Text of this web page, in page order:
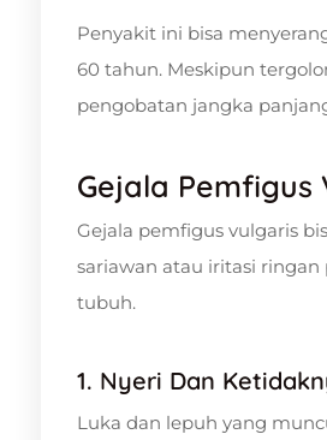
Penyakit ini bisa
60 tahun. Meskipun
pengobatan jangka
Gejala Pemfigus
Gejala pemfigus vulgaris
sariawan atau iritasi
tubuh.
1. Nyeri Dan
Luka dan lepuh yang